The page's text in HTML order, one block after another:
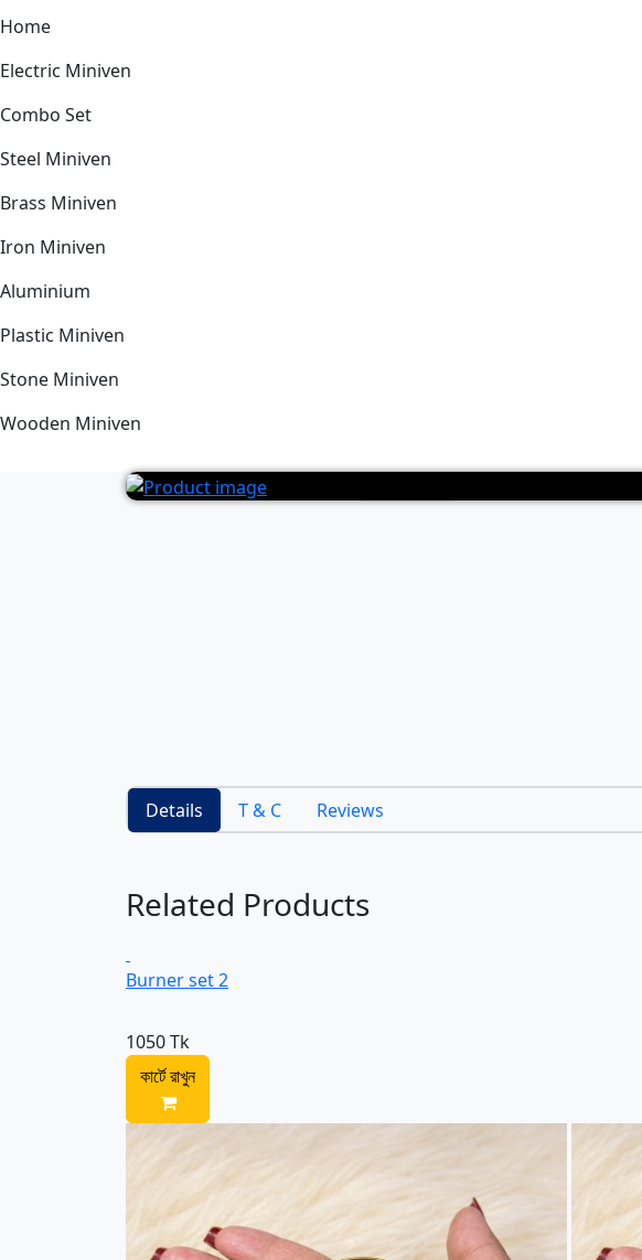
Home
Electric Miniven
Combo Set
Steel Miniven
Brass Miniven
Iron Miniven
Aluminium
Plastic Miniven
Stone Miniven
Wooden Miniven
Details T & C Reviews
Related Products
Burner set 2
1050 Tk
কার্টে রাখুন